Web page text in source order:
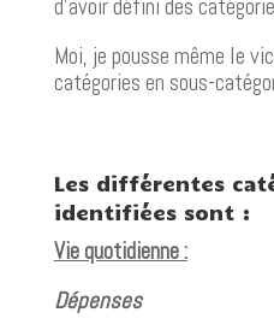
d’avoir défini des
Moi, je pousse même le
catégories en sous-
Les différentes
identifiées sont :
Vie quotidienne :
Dépenses